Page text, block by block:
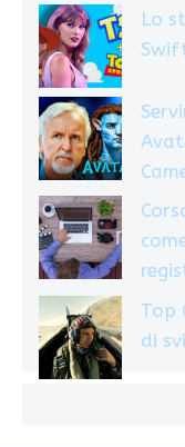
Lo
Top
di